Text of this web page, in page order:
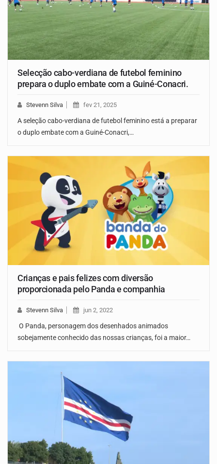
Selecção cabo-verdiana de futebol feminino
prepara o duplo embate com a Guiné-Conacri.
Stevenn Silva fev 21, 2025
A seleção cabo-verdiana de futebol feminino está a preparar
o duplo embate com a Guiné-Conacri,…
Crianças e pais felizes com diversão
proporcionada pelo Panda e companhia
Stevenn Silva jun 2, 2022
O Panda, personagem dos desenhados animados
sobejamente conhecido das nossas crianças, foi a maior…